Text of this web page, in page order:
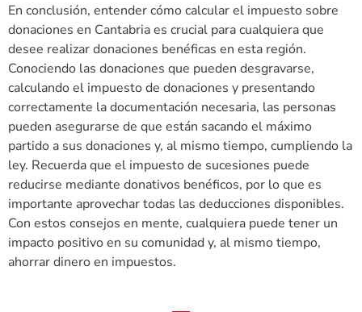
En conclusión, entender cómo calcular el impuesto sobre
donaciones en Cantabria es crucial para cualquiera que
desee realizar donaciones benéficas en esta región.
Conociendo las donaciones que pueden desgravarse,
calculando el impuesto de donaciones y presentando
correctamente la documentación necesaria, las personas
pueden asegurarse de que están sacando el máximo
partido a sus donaciones y, al mismo tiempo, cumpliendo la
ley. Recuerda que el impuesto de sucesiones puede
reducirse mediante donativos benéficos, por lo que es
importante aprovechar todas las deducciones disponibles.
Con estos consejos en mente, cualquiera puede tener un
impacto positivo en su comunidad y, al mismo tiempo,
ahorrar dinero en impuestos.